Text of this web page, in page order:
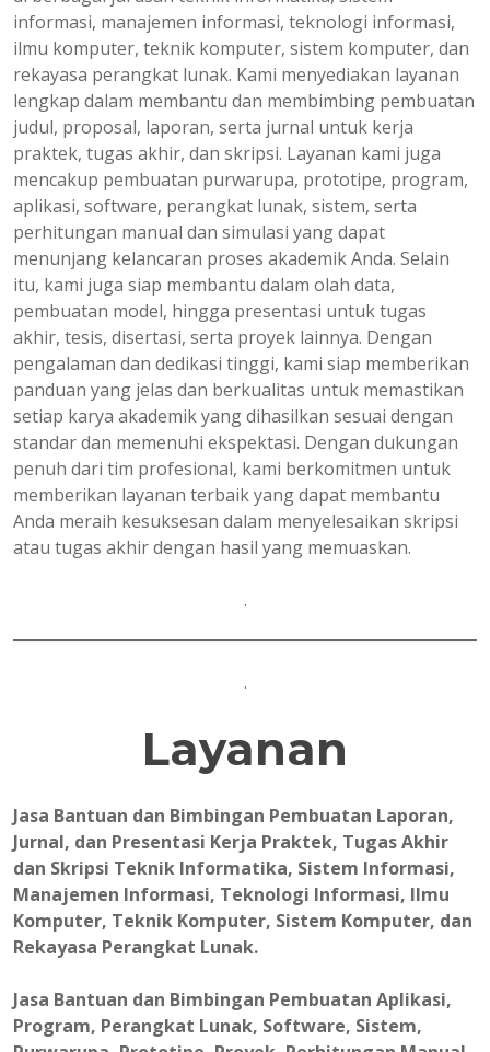
informasi, manajemen informasi, teknologi informasi,
ilmu komputer, teknik komputer, sistem komputer, dan
rekayasa perangkat lunak. Kami menyediakan layanan
lengkap dalam membantu dan membimbing pembuatan
judul, proposal, laporan, serta jurnal untuk kerja
praktek, tugas akhir, dan skripsi. Layanan kami juga
mencakup pembuatan purwarupa, prototipe, program,
aplikasi, software, perangkat lunak, sistem, serta
perhitungan manual dan simulasi yang dapat
menunjang kelancaran proses akademik Anda. Selain
itu, kami juga siap membantu dalam olah data,
pembuatan model, hingga presentasi untuk tugas
akhir, tesis, disertasi, serta proyek lainnya. Dengan
pengalaman dan dedikasi tinggi, kami siap memberikan
panduan yang jelas dan berkualitas untuk memastikan
setiap karya akademik yang dihasilkan sesuai dengan
standar dan memenuhi ekspektasi. Dengan dukungan
penuh dari tim profesional, kami berkomitmen untuk
memberikan layanan terbaik yang dapat membantu
Anda meraih kesuksesan dalam menyelesaikan skripsi
atau tugas akhir dengan hasil yang memuaskan.
.
.
Layanan
Jasa Bantuan dan Bimbingan Pembuatan Laporan,
Jurnal, dan Presentasi Kerja Praktek, Tugas Akhir
dan Skripsi Teknik Informatika, Sistem Informasi,
Manajemen Informasi, Teknologi Informasi, Ilmu
Komputer, Teknik Komputer, Sistem Komputer, dan
Rekayasa Perangkat Lunak.
Jasa Bantuan dan Bimbingan Pembuatan Aplikasi,
Program, Perangkat Lunak, Software, Sistem,